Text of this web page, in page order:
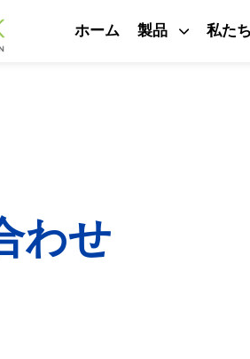
ホーム 製品 私た
わせ